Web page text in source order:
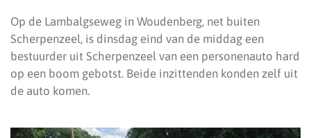
Op de Lambalgseweg in Woudenberg, net buiten
Scherpenzeel, is dinsdag eind van de middag een
bestuurder uit Scherpenzeel van een personenauto hard
op een boom gebotst. Beide inzittenden konden zelf uit
de auto komen.